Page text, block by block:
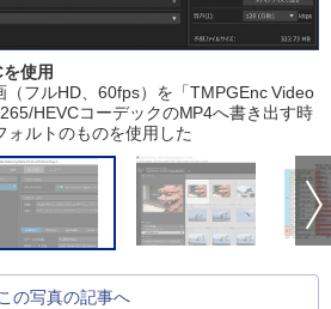
使用
（フルHD、60fps）を「TMPGEnc Video
HEVCコーデックのMP4へ書き出す時
ォルトのものを使用した
この写真の記事へ